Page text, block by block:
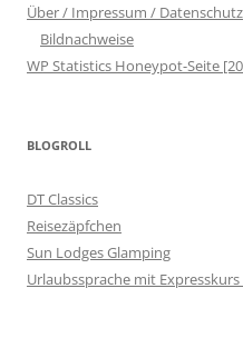
Über / Impressum / Datenschutz
Bildnachweise
WP Statistics Honeypot-Seite
BLOGROLL
DT Classics
Reisezäpfchen
Sun Lodges Glamping
Urlaubssprache mit